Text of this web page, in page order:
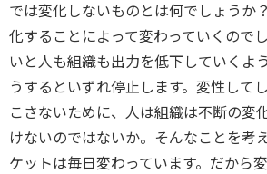
では変化しないものとは何でしょうか
化することによって変わっていくので
いと人も組織も出力を低下していくよ
うするといずれ停止します。変性して
こさないために、人は組織は不断の変
けないのではないか。そんなことを考
ケットは毎日変わっています。だから